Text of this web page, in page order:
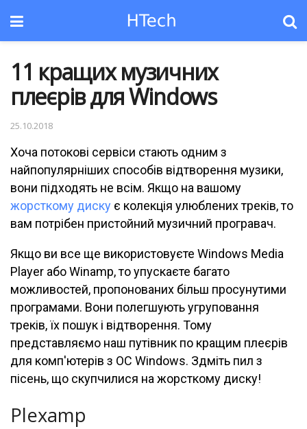
11 кращих музичних
плеєрів для Windows
25.10.2018
Хоча потокові сервіси стають одним з
найпопулярніших способів відтворення музики,
вони підходять не всім. Якщо на вашому
жорсткому диску є колекція улюблених треків, то
вам потрібен пристойний музичний програвач.
Якщо ви все ще використовуєте Windows Media
Player або Winamp, то упускаєте багато
можливостей, пропонованих більш просунутими
програмами. Вони полегшують угруповання
треків, їх пошук і відтворення. Тому
представляємо наш путівник по кращим плеєрів
для комп'ютерів з ОС Windows. Здміть пил з
пісень, що скупчилися на жорсткому диску!
Plexamp